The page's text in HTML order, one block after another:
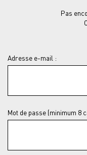
Pas
Adresse e-mail :
Mot de passe (minimum 8